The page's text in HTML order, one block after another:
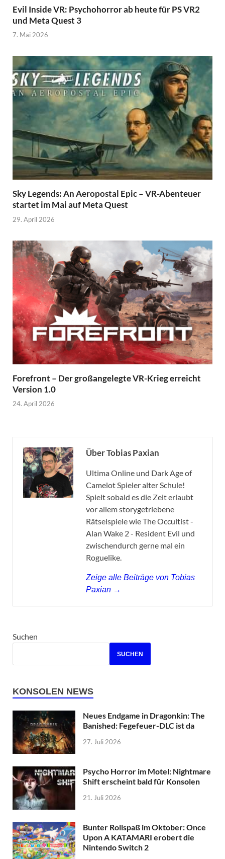
Evil Inside VR: Psychohorror ab heute für PS VR2
und Meta Quest 3
7. Mai 2026
Sky Legends: An Aeropostal Epic – VR-Abenteuer
startet im Mai auf Meta Quest
29. April 2026
Forefront – Der großangelegte VR-Krieg erreicht
Version 1.0
24. April 2026
Über Tobias Paxian
Ultima Online und Dark Age of
Camelot Spieler alter Schule!
Spielt sobald es die Zeit erlaubt
vor allem storygetriebene
Rätselspiele wie The Occultist -
Alan Wake 2 - Resident Evil und
zwischendurch gerne mal ein
Roguelike.
Zeige alle Beiträge von Tobias
Paxian →
Suchen
SUCHEN
KONSOLEN NEWS
Neues Endgame in Dragonkin: The
Banished: Fegefeuer-DLC ist da
27. Juli 2026
Psycho Horror im Motel: Nightmare
Shift erscheint bald für Konsolen
21. Juli 2026
Bunter Rollspaß im Oktober: Once
Upon A KATAMARI erobert die
Nintendo Switch 2